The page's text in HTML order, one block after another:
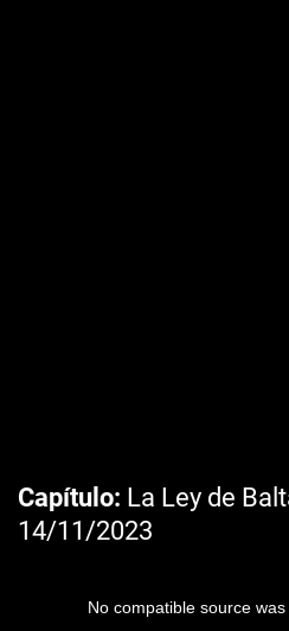
Capítulo La Ley de
14/11/2023
No compatible source